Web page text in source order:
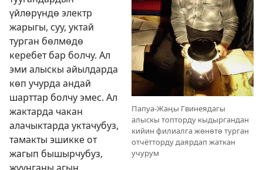
Папуа-Жаңы Гвинеядагы
алыскы топторду кыдыргандан
кийин филиалга жөнөтө турган
отчётторду даярдап жаткан
учурум
үйлөрүндө электр
жарыгы, суу, уктай
турган бөлмөдө
керебет бар болчу. Ал
эми алыскы айылдарда
көп учурда андай
шарттар болчу эмес. Ал
жактарда чакан
алачыктарда уктачубуз,
тамакты эшикке от
жагып бышырчубуз,